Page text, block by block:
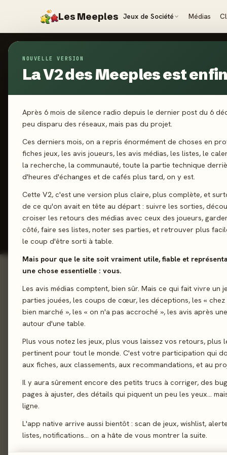
Les Meeples Jeux de Société Médias
NOUVELLE VERSION
La V2 des Meeples est
Après 6 mois de silence radio depuis le dernier post du 6
peu disparu des réseaux, mais pas du projet.
Ces derniers mois, on a repris énormément de choses en
fiches jeux, les avis joueurs, les avis médias, les listes, le
la recherche, la communauté, toute la partie technique
d'heures d'échanges et de cafés plus tard, on y est.
Cette V2, c'est une version plus claire, plus complète, et
de ce qu'on avait en tête au départ : suivre les sorties,
croiser les retours des médias avec ceux des joueurs,
côté, faire ses listes, noter ses parties, et retrouver plus
le coup d'être sorti à table.
Mais pour que le site soit vraiment utile, fiable et
une chose essentielle : vous.
Les avis médias comptent, bien sûr. Mais ce qui fait vivre un
parties jouées, les coups de cœur, les déceptions, les « chez
bien marché », les « on n'a pas accroché », les avis après
autour d'une table.
Plus vous notez les jeux, plus vous laissez vos retours, plus
pertinent pour tout le monde. C'est votre participation qui
aux fiches, aux classements, aux recommandations, et au
Il y aura sûrement encore des petits trucs à corriger, des
pages à ajuster, des détails qui piquent un peu les yeux…
ligne.
L'app native arrive aussi bientôt : scan de jeux, wishlist,
listes, notifications… on a hâte de vous montrer la suite.
ÉDITEUR CERTIFIÉ· FRANCE · DEPUIS 2011
Sit Down!
Sit Down! propose des jeux accessibles et inventifs, de
Redwood. Une ligne éditoriale variée qui mêle
originalité pour petits et grands.
Site officiel Twitter Facebook Instagram
15 46
Jeux signature
2025 · FAMILLE · 2-4 J
Octocube